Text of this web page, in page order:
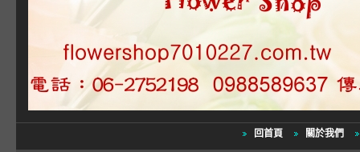
回首頁 關於我們